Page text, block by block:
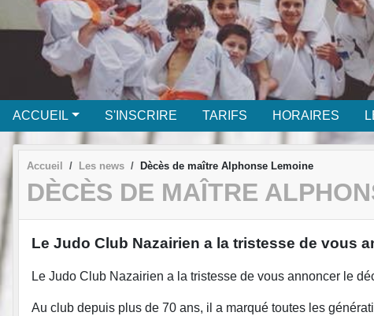
ACCUEIL S'INSCRIRE TARIFS HORAIRES
Accueil Les news Dècès de maître Alphonse Lemoine
DÈCÈS DE MAÎTRE
Le Judo Club Nazairien a la tristesse de vous
Le Judo Club Nazairien a la tristesse de vous annoncer le
Au club depuis plus de 70 ans, il a marqué toutes les